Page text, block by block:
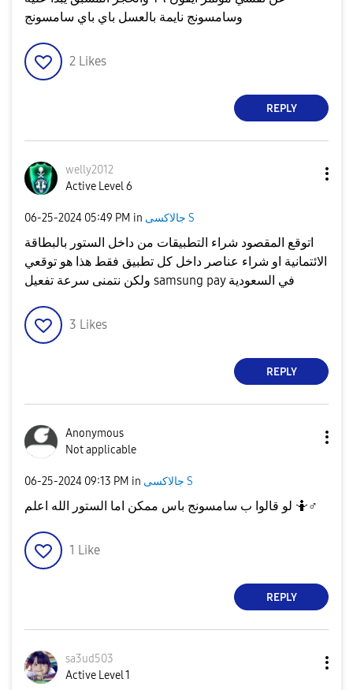
وسامسونج نايمة بالعسل باي باي سامسونج
2 Likes
REPLY
welly2012
Active Level 6
‎06-25-2024 05:49 PM in جالاكسى S
اتوقع المقصود شراء التطبيقات من داخل الستور بالبطاقة
الائتمانية او شراء عناصر داخل كل تطبيق فقط هذا هو توقعي
ولكن نتمنى سرعة تفعيل samsung pay في السعودية
3 Likes
REPLY
Anonymous
Not applicable
‎06-25-2024 09:13 PM in جالاكسى S
لو قالوا ب سامسونج باس ممكن اما الستور الله اعلم 🤷‍♂️
1 Like
REPLY
sa3ud503
Active Level 1